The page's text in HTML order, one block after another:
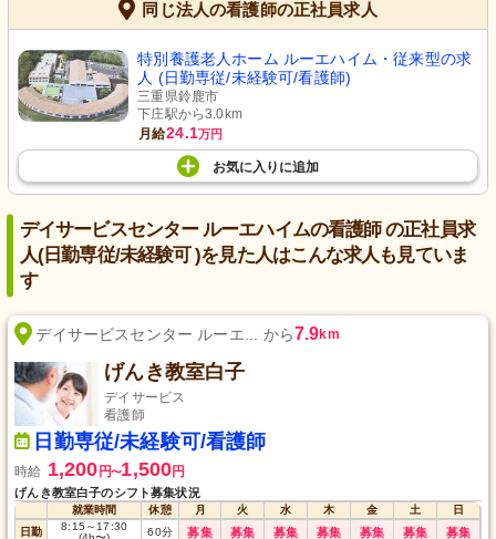
同じ法人の看護師の正社員求人
特別養護老人ホーム ルーエハイム・従来型の求
人 (日勤専従/未経験可/看護師)
三重県鈴鹿市
下庄駅から3.0km
月給24.1万円
お気に入り に追加
デイサービスセンター ルーエハイムの看護師 の正社員求
人(日勤専従/未経験可 )を見た人はこんな求人も見ていま
す
デイサービスセンター ルーエ... から7.9km
げんき教室白子
デイサービス
看護師
日勤専従/未経験可/看護師
時給 1,200 円〜1,500円
げんき教室白子のシフト募集状況
就業時間 休憩 月 火 水 木 金 土
日
日勤
8:15 ～17:30
60分 募集 募集 募集 募集 募集 募集 募集